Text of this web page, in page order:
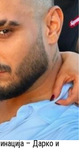
– Дарко и